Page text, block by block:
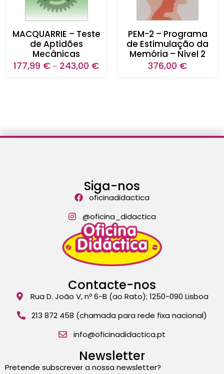
MACQUARRIE – Teste
de Aptidões
Mecânicas
177,99 € – 243,00 €
PEM-2 – Programa
de Estimulação da
Memória – Nível 2
376,00 €
Siga-nos
oficinadidactica
@oficina_didactica
Contacte-nos
Rua D. João V, nº 6-B (ao Rato); 1250-090 Lisboa
213 872 458 (chamada para rede fixa nacional)
info@oficinadidactica.pt
Newsletter
Pretende subscrever a nossa newsletter?